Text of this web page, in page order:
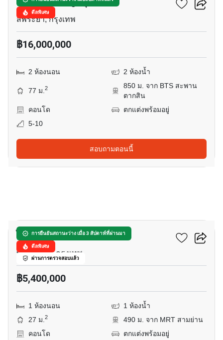
ดีลพิเศษ
สี่พระยา, กรุงเทพ
฿16,000,000
2 ห้องนอน 2 ห้องน้ำ
77 ม.2
850 ม. จาก BTS สะพาน
ตากสิน
คอนโด
ตกแต่งพร้อมอยู่
5-10
สอบถามตอนนี้
การยืนยันสถานะว่าง เมื่อ 3 สัปดาห์ที่ผ่านมา
ดีลพิเศษ
ผ่านการตรวจสอบแล้ว
ไอดีโอ จุฬา - สามย่าน
พระราม 4, กรุงเทพ
฿5,400,000
1 ห้องนอน
1 ห้องน้ำ
27 ม.2
490 ม. จาก MRT สามย่าน
คอนโด
ตกแต่งพร้อมอยู่